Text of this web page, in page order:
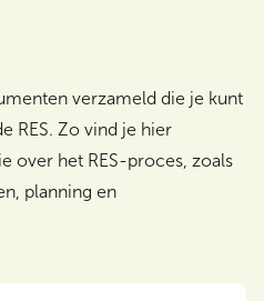
verzameld die je kunt
RES. Zo vind je hier
over het RES-proces, zoals
planning en